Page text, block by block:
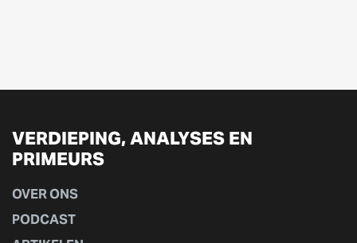
VERDIEPING, ANALYSES EN
PRIMEURS
OVER ONS
PODCAST